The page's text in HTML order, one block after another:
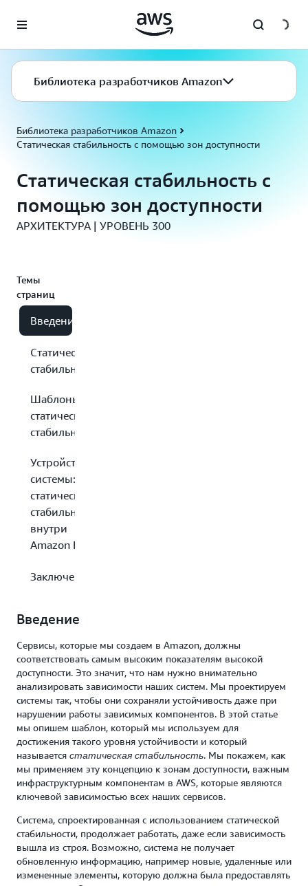
Перейти к главному контенту
Библиотека разработчиков Amazon
Библиотека разработчиков Amazon
Статическая стабильность с помощью зон доступности
Статическая стабильность с
помощью зон доступности
АРХИТЕКТУРА | УРОВЕНЬ 300
Темы
страниц
Введение
Статическая
стабильность
Шаблоны
статической
стабильности
Устройство
системы:
статическая
стабильность
внутри
Amazon EC2
Заключение
Введение
Сервисы, которые мы создаем в Amazon, должны
соответствовать самым высоким показателям высокой
доступности. Это значит, что нам нужно внимательно
анализировать зависимости наших систем. Мы проектируем
системы так, чтобы они сохраняли устойчивость даже при
нарушении работы зависимых компонентов. В этой статье
мы опишем шаблон, который мы используем для
достижения такого уровня устойчивости и который
называется статическая стабильность. Мы покажем, как
мы применяем эту концепцию к зонам доступности, важным
инфраструктурным компонентам в AWS, которые являются
ключевой зависимостью всех наших сервисов.
Система, спроектированная с использованием статической
стабильности, продолжает работать, даже если зависимость
вышла из строя. Возможно, система не получает
обновленную информацию, например новые, удаленные или
измененные элементы, которую должна была предоставлять